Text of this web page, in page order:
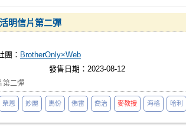
明信片第二彈
團： BrotherOnly×Web
發售日期：2023-08-12
第二彈
榮恩 妙麗 馬份 佛雷 喬治 麥教授 海格 哈利